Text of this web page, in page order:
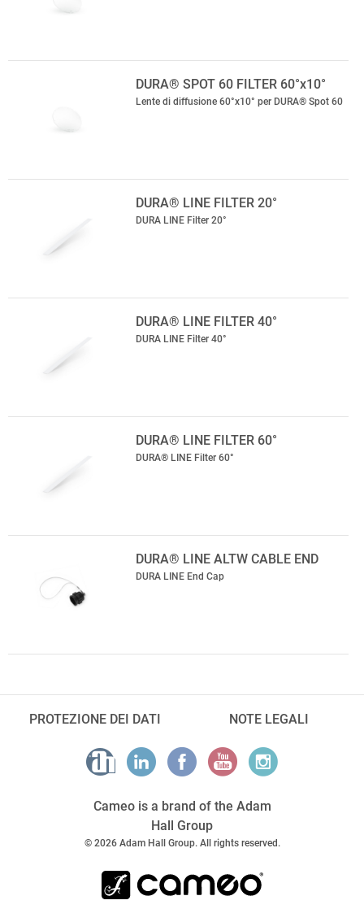
DURA® SPOT 60 FILTER 60°x10°
Lente di diffusione 60°x10° per DURA® Spot 60
DURA® LINE FILTER 20°
DURA LINE Filter 20°
DURA® LINE FILTER 40°
DURA LINE Filter 40°
DURA® LINE FILTER 60°
DURA® LINE Filter 60°
DURA® LINE ALTW CABLE END
DURA LINE End Cap
PROTEZIONE DEI DATI NOTE LEGALI
Cameo is a brand of the Adam
Hall Group
© 2026 Adam Hall Group. All rights reserved.